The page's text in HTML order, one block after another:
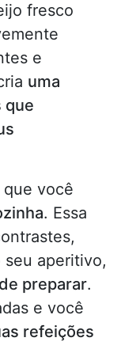
fresco
e
uma
que
você
. Essa
aperitivo,
preparar.
e você
refeições